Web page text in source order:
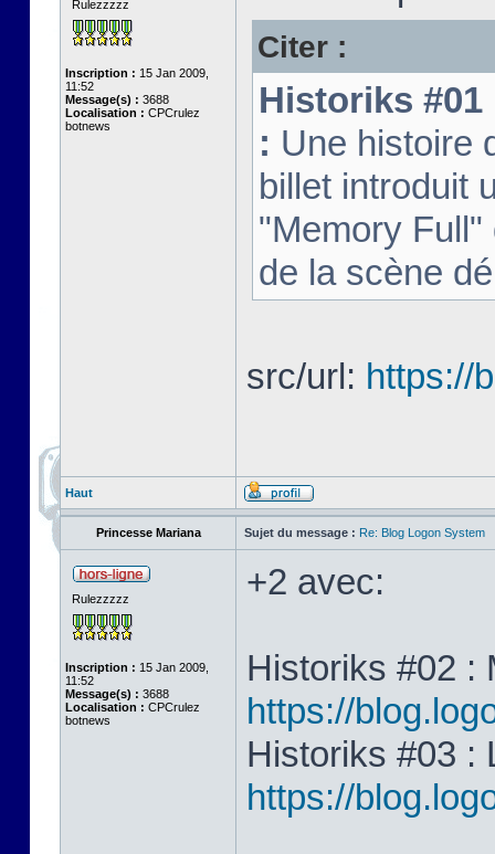
Rulezzzzz
Inscription : 15 Jan 2009,
11:52
Message(s) : 3688
Localisation : CPCrulez
botnews
Citer :
Historiks #01
: Une histoire
billet introduit
"Memory
de la scène
src/url: https://
Haut
Princesse Mariana Sujet du message : Re: Blog Logon System
Rulezzzzz
Inscription : 15 Jan 2009,
11:52
Message(s) : 3688
Localisation : CPCrulez
botnews
+2 avec:
Historiks #02 :
https://
Historiks #03 :
https://